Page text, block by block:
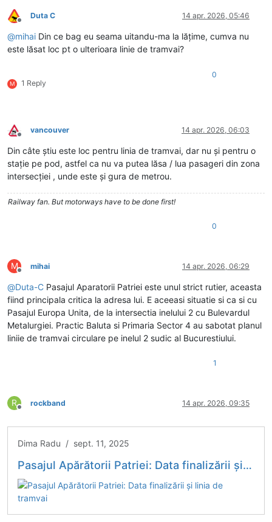
Deconectat
Duta C 14 apr. 2026, 05:46
@mihai Din ce bag eu seama uitandu-ma la lățime, cumva nu
este lăsat loc pt o ulterioara linie de tramvai?
M 1 Reply
0
Deconectat
vancouver 14 apr. 2026, 06:03
Din câte știu este loc pentru linia de tramvai, dar nu și pentru o
stație pe pod, astfel ca nu va putea lăsa / lua pasageri din zona
intersecției , unde este și gura de metrou.
Railway fan. But motorways have to be done first!
0
M
Deconectat
mihai 14 apr. 2026, 06:29
@Duta-C Pasajul Aparatorii Patriei este unul strict rutier, aceasta
fiind principala critica la adresa lui. E aceeasi situatie si ca si cu
Pasajul Europa Unita, de la intersectia inelului 2 cu Bulevardul
Metalurgiei. Practic Baluta si Primaria Sector 4 au sabotat planul
liniie de tramvai circulare pe inelul 2 sudic al Bucurestiului.
1
R
Deconectat
rockband 14 apr. 2026, 09:35
Dima Radu / sept. 11, 2025
Pasajul Apărătorii Patriei: Data finalizării și linia de tramvai